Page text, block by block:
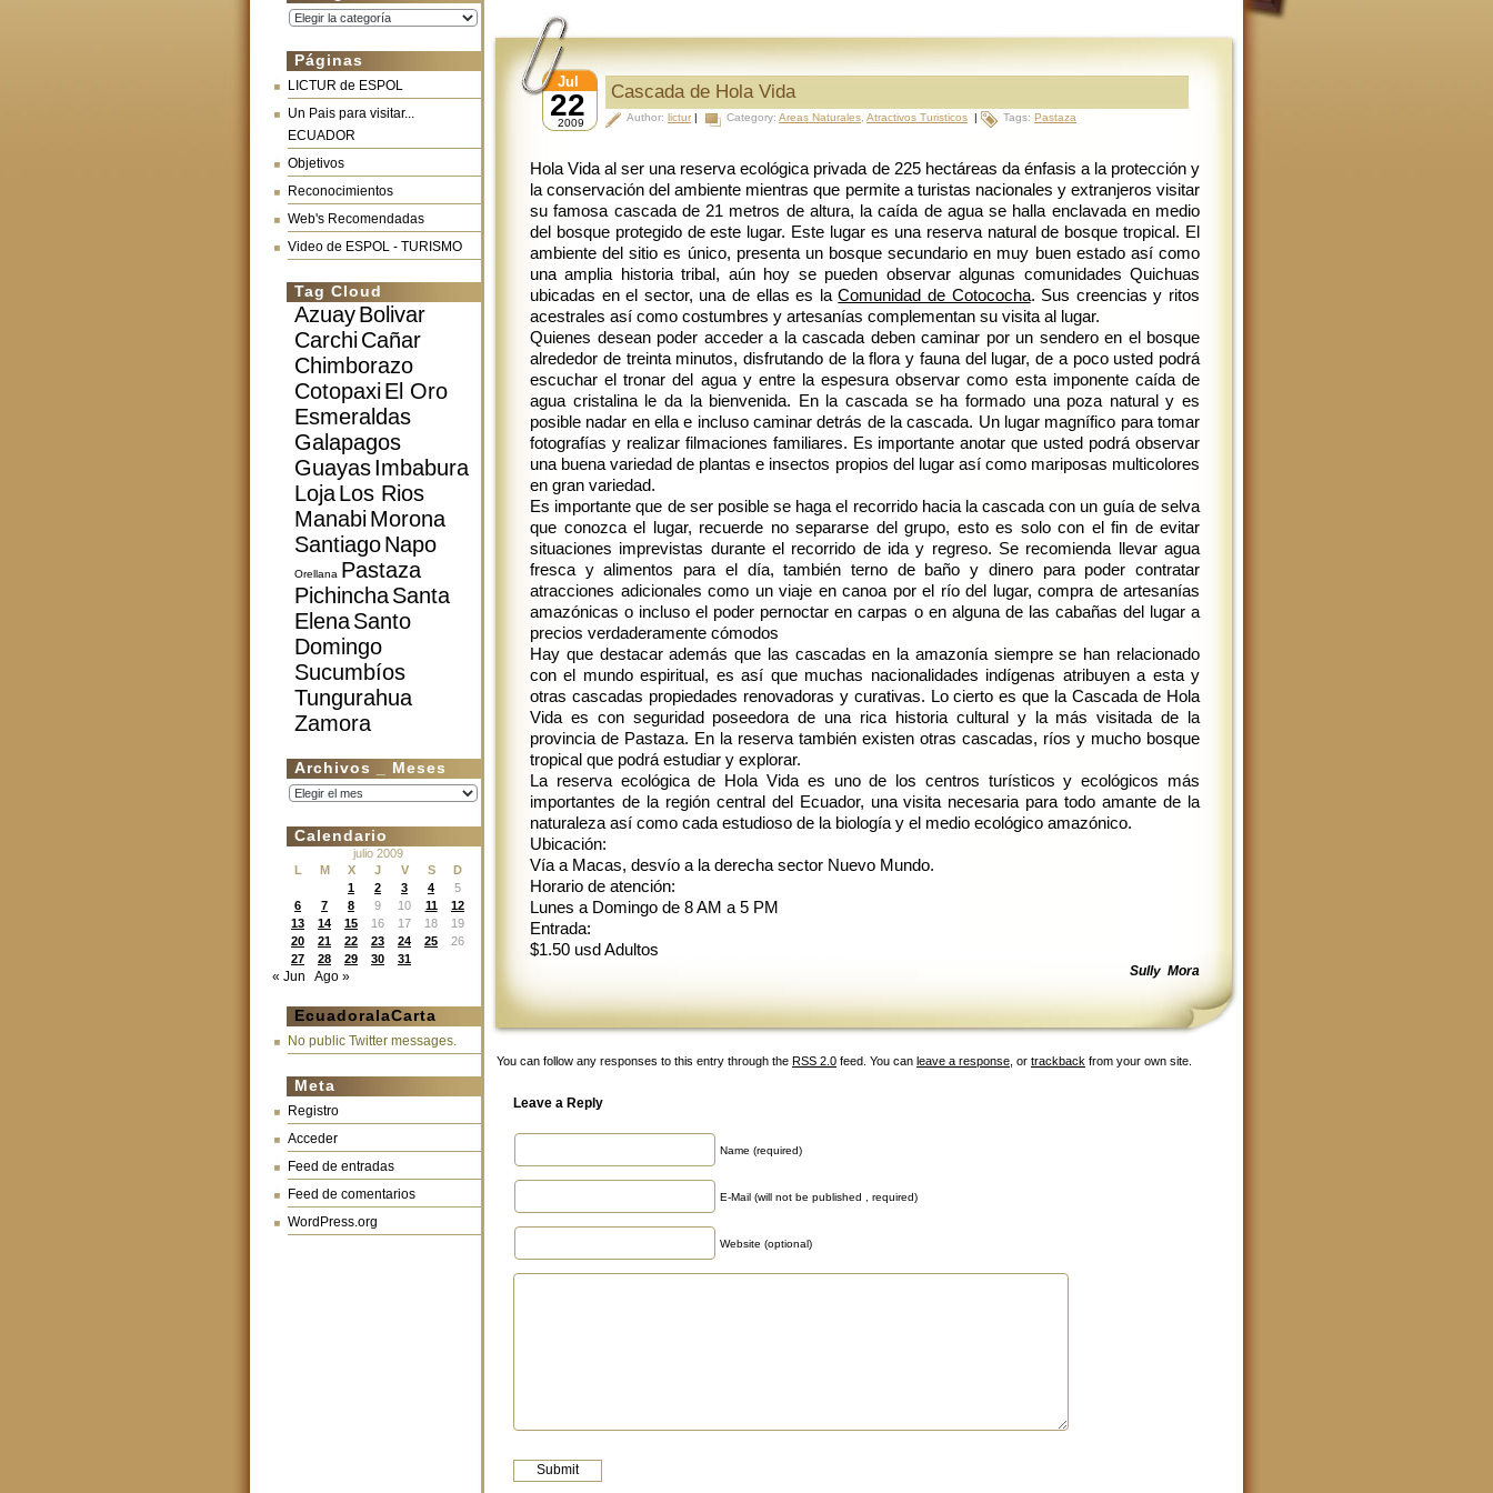
Categorías
Páginas
LICTUR de ESPOL
Un Pais para visitar...
ECUADOR
Objetivos
Reconocimientos
Web's Recomendadas
Video de ESPOL - TURISMO
Tag Cloud
AzuayBolivar
CarchiCañar
Chimborazo
CotopaxiEl Oro
Esmeraldas
Galapagos
GuayasImbabura
LojaLos Rios
ManabiMorona
SantiagoNapo
Orellana Pastaza
PichinchaSanta
ElenaSanto
Domingo
Sucumbíos
Tungurahua
Zamora
Archivos _ Meses
Archivos
Calendario
julio 2009
L
M X J V S
D
1
2 3 4
5
6
7 8 9 10 11
12
13
14 15 16 17 18
19
20
21 22 23 24 25
26
27
28 29 30 31
« Jun Ago »
EcuadoralaCarta
No public Twitter messages.
Meta
Registro
Acceder
Feed de entradas
Feed de comentarios
WordPress.org
22
Jul
2009
Cascada de Hola Vida
Author: lictur | Category: Areas Naturales Atractivos Turisticos | Tags: Pastaza
Hola Vida al ser una reserva ecológica privada de 225 hectáreas da énfasis a la protección y
la conservación del ambiente mientras que permite a turistas nacionales y extranjeros visitar
su famosa cascada de 21 metros de altura, la caída de agua se halla enclavada en medio
del bosque protegido de este lugar. Este lugar es una reserva natural de bosque tropical. El
ambiente del sitio es único, presenta un bosque secundario en muy buen estado así como
una amplia historia tribal, aún hoy se pueden observar algunas comunidades Quichuas
ubicadas en el sector, una de ellas es laComunidad de Cotococha. Sus creencias y ritos
acestrales así como costumbres y artesanías complementan su visita al lugar.
Quienes desean poder acceder a la cascada deben caminar por un sendero en el bosque
alrededor de treinta minutos, disfrutando de la flora y fauna del lugar, de a poco usted podrá
escuchar el tronar del agua y entre la espesura observar como esta imponente caída de
agua cristalina le da la bienvenida. En la cascada se ha formado una poza natural y es
posible nadar en ella e incluso caminar detrás de la cascada. Un lugar magnífico para tomar
fotografías y realizar filmaciones familiares. Es importante anotar que usted podrá observar
una buena variedad de plantas e insectos propios del lugar así como mariposas multicolores
en gran variedad.
Es importante que de ser posible se haga el recorrido hacia la cascada con un guía de selva
que conozca el lugar, recuerde no separarse del grupo, esto es solo con el fin de evitar
situaciones imprevistas durante el recorrido de ida y regreso. Se recomienda llevar agua
fresca y alimentos para el día, también terno de baño y dinero para poder contratar
atracciones adicionales como un viaje en canoa por el río del lugar, compra de artesanías
amazónicas o incluso el poder pernoctar en carpas o en alguna de las cabañas del lugar a
precios verdaderamente cómodos
Hay que destacar además que las cascadas en la amazonía siempre se han relacionado
con el mundo espiritual, es así que muchas nacionalidades indígenas atribuyen a esta y
otras cascadas propiedades renovadoras y curativas. Lo cierto es que la Cascada de Hola
Vida es con seguridad poseedora de una rica historia cultural y la más visitada de la
provincia de Pastaza. En la reserva también existen otras cascadas, ríos y mucho bosque
tropical que podrá estudiar y explorar.
La reserva ecológica de Hola Vida es uno de los centros turísticos y ecológicos más
importantes de la región central del Ecuador, una visita necesaria para todo amante de la
naturaleza así como cada estudioso de la biología y el medio ecológico amazónico.
Ubicación:
Vía a Macas, desvío a la derecha sector Nuevo Mundo.
Horario de atención:
Lunes a Domingo de 8 AM a 5 PM
Entrada:
$1.50 usd Adultos
Sully Mora
You can follow any responses to this entry through the RSS 2.0 feed. You can leave a response , or trackback from your own site.
Leave a Reply
Name (required)
E-Mail (will not be published , required)
Website (optional)